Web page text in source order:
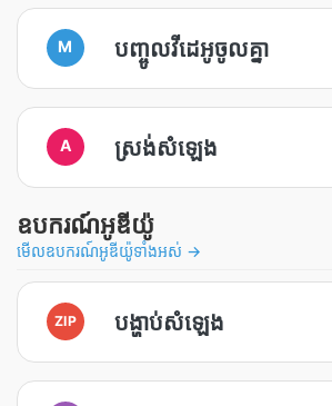
M បញ្ចូលវីដេអូចូលគ្នា
A ស្រង់សំឡេង
ឧបករណ៍អូឌីយ៉ូ
មើលឧបករណ៍អូឌីយ៉ូទាំងអស់ →
ZIP បង្ហាប់​សំឡេង